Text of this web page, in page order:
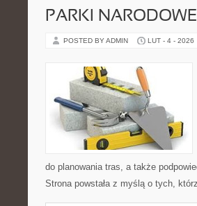
PARKI NARODOWE
POSTED BY ADMIN LUT - 4 - 2026
do planowania tras, a także
Strona powstała z myślą o tych,